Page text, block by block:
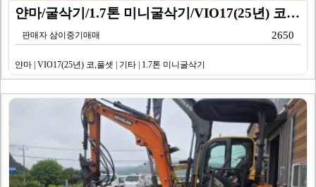
얀마/굴삭기/1.7톤 미니굴삭기/VIO17(25년) 코…
판매자 삼이중기매매 2650
얀마 | VIO17(25년) 코,풀셋 | 기타 | 1.7톤 미니굴삭기